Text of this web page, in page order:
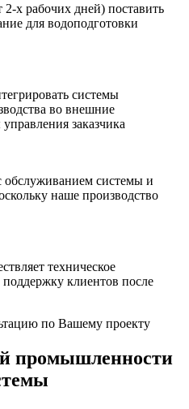
х рабочих дней) поставить
для водоподготовки
системы
во внешние
заказчика
обслуживанием системы и
наше производство
техническое
клиентов после
по Вашему проекту
промышленности